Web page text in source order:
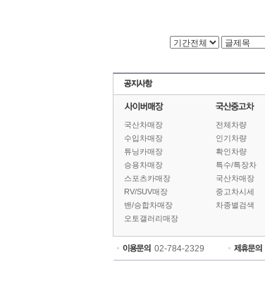
국산차매장
수입차매장
튜닝카매장
승용차매장
스포츠카매장
RV/SUV매장
밴/승합차매장
오토갤러리매장
전체차량
인기차량
확인차량
특수/특장차
국산차매장
중고차시세
차종별검색
02-784-2329